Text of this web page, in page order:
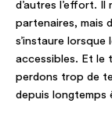
d’autres l’effort.
partenaires, mais
s’instaure
accessibles. Et le
perdons trop de
depuis longtemps